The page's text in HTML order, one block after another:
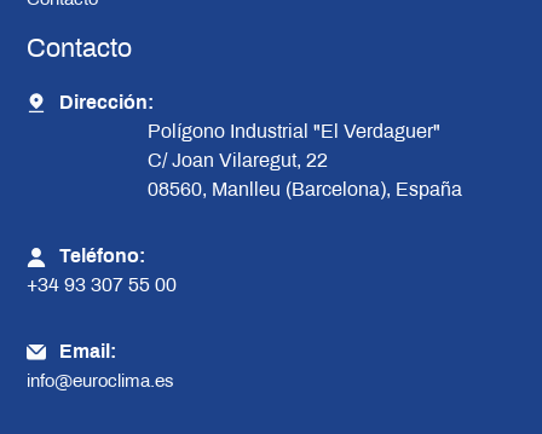
Contacto
Dirección:
Polígono Industrial "El Verdaguer"
C/ Joan Vilaregut, 22
08560, Manlleu (Barcelona), España
Teléfono:
+34 93 307 55 00
Email:
info@euroclima.es